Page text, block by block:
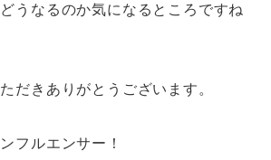
うなるのか気になるところですね
だきありがとうございます。
フルエンサー！